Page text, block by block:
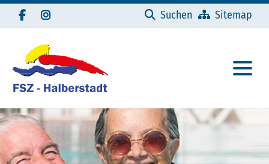
Navigation überspringen
Suchen
Sitemap